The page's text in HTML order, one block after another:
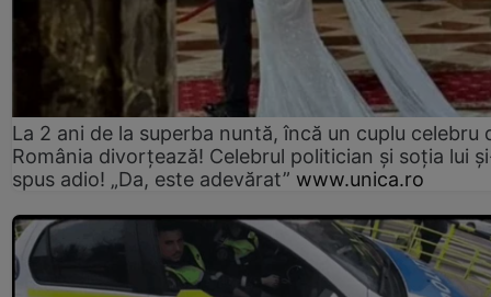
La 2 ani de la superba nuntă, încă un cuplu celebru
România divorțează! Celebrul politician și soția lui
spus adio! „Da, este adevărat” www.unica.ro